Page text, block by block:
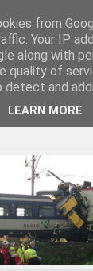
vörös
from
Your IP
along with
quality of
and
LEARN MORE